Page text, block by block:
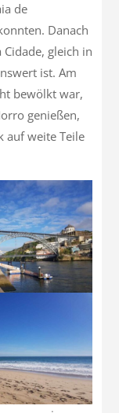
de
Danach
gleich in
ist. Am
bewölkt war,
genießen,
auf weite Teile